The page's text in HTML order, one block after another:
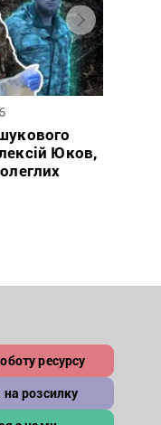
Юков,
ресурсу
на розсилку